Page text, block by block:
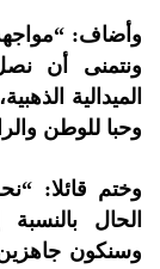
وأضاف:
ونتمنى أن
الميدالية
وحبا للوطن
وختم قائلا:
الحال
وسنكون